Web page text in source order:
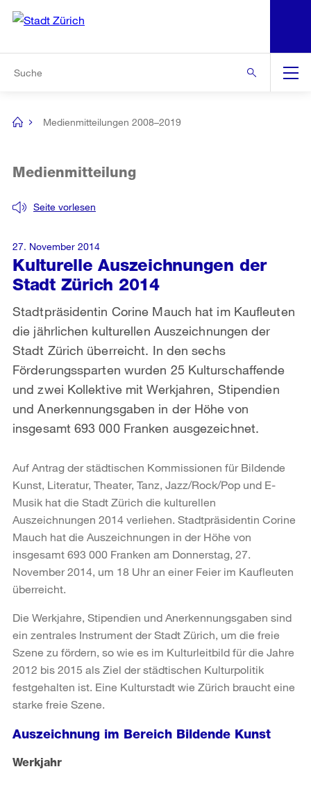
Navigation
[no
Medienmitteilungen 2008–2019
Kulturelle Auszeichnungen der
Stadt Zürich 2014
Seite vorlesen
Medienmitteilung
Stadtpräsidentin Corine Mauch hat im Kaufleuten
die jährlichen kulturellen Auszeichnungen der
Stadt Zürich überreicht. In den sechs
Förderungssparten wurden 25 Kulturschaffende
und zwei Kollektive mit Werkjahren, Stipendien
und Anerkennungsgaben in der Höhe von
insgesamt 693 000 Franken ausgezeichnet.
27. November 2014
Auf Antrag der städtischen Kommissionen für Bildende
Kunst, Literatur, Theater, Tanz, Jazz/Rock/Pop und E-
Musik hat die Stadt Zürich die kulturellen
Auszeichnungen 2014 verliehen. Stadtpräsidentin Corine
Mauch hat die Auszeichnungen in der Höhe von
insgesamt 693 000 Franken am Donnerstag, 27.
November 2014, um 18 Uhr an einer Feier im Kaufleuten
überreicht.
Die Werkjahre, Stipendien und Anerkennungsgaben sind
ein zentrales Instrument der Stadt Zürich, um die freie
Szene zu fördern, so wie es im Kulturleitbild für die Jahre
2012 bis 2015 als Ziel der städtischen Kulturpolitik
festgehalten ist. Eine Kulturstadt wie Zürich braucht eine
starke freie Szene.
Auszeichnung im Bereich Bildende Kunst
Werkjahr